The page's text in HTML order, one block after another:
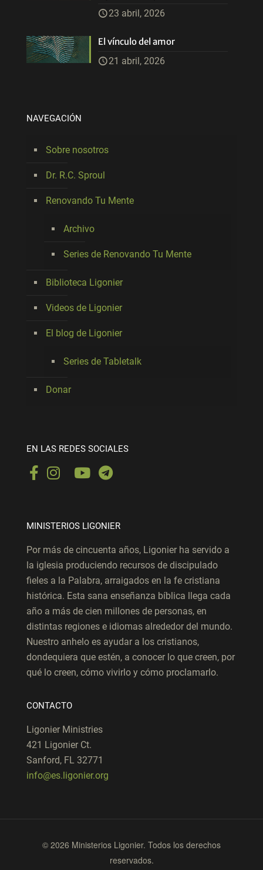
23 abril, 2026
El vínculo del amor
21 abril, 2026
NAVEGACIÓN
Sobre nosotros
Dr. R.C. Sproul
Renovando Tu Mente
Archivo
Series de Renovando Tu Mente
Biblioteca Ligonier
Videos de Ligonier
El blog de Ligonier
Series de Tabletalk
Donar
EN LAS REDES SOCIALES
MINISTERIOS LIGONIER
Por más de cincuenta años, Ligonier ha servido a
la iglesia produciendo recursos de discipulado
fieles a la Palabra, arraigados en la fe cristiana
histórica. Esta sana enseñanza bíblica llega cada
año a más de cien millones de personas, en
distintas regiones e idiomas alrededor del mundo.
Nuestro anhelo es ayudar a los cristianos,
dondequiera que estén, a conocer lo que creen, por
qué lo creen, cómo vivirlo y cómo proclamarlo.
CONTACTO
Ligonier Ministries
421 Ligonier Ct.
Sanford, FL 32771
info@es.ligonier.org
© 2026 Ministerios Ligonier. Todos los derechos
reservados.